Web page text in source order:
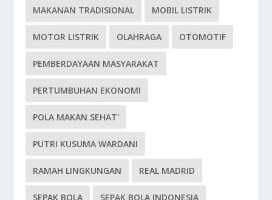
MAKANAN TRADISIONAL MOBIL LISTRIK
MOTOR LISTRIK OLAHRAGA OTOMOTIF
PEMBERDAYAAN MASYARAKAT
PERTUMBUHAN EKONOMI
POLA MAKAN SEHAT'
PUTRI KUSUMA WARDANI
RAMAH LINGKUNGAN REAL MADRID
SEPAK BOLA SEPAK BOLA INDONESIA